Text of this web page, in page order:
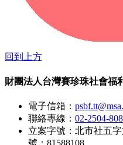
回到上方
財團法人台灣賽珍珠社會福
電子信箱：
聯絡專線： 02-2504-
立案字號：北市社五